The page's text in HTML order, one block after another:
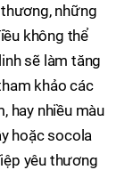
những
không thể
sẽ làm tăng
khảo các
hay nhiều màu
hoặc socola
yêu thương